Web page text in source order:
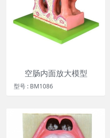
空肠内面放大模型
型号 : BM1086